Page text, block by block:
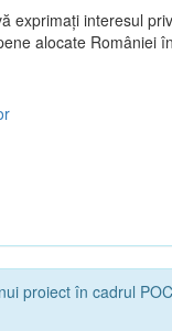
exprimați interesul
alocate României
proiect în cadrul